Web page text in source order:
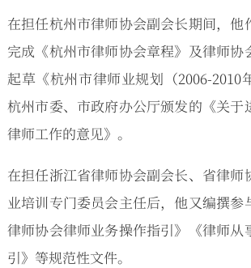
在担任杭州市律师协会副会长期间，他
完成《杭州市律师协会章程》及律师协
起草《杭州市律师业规划（2006-2010
杭州市委、市政府办公厅颁发的《关于
律师工作的意见》。
在担任浙江省律师协会副会长、省律师
业培训专门委员会主任后，他又编撰参
律师协会律师业务操作指引》《律师从
引》等规范性文件。